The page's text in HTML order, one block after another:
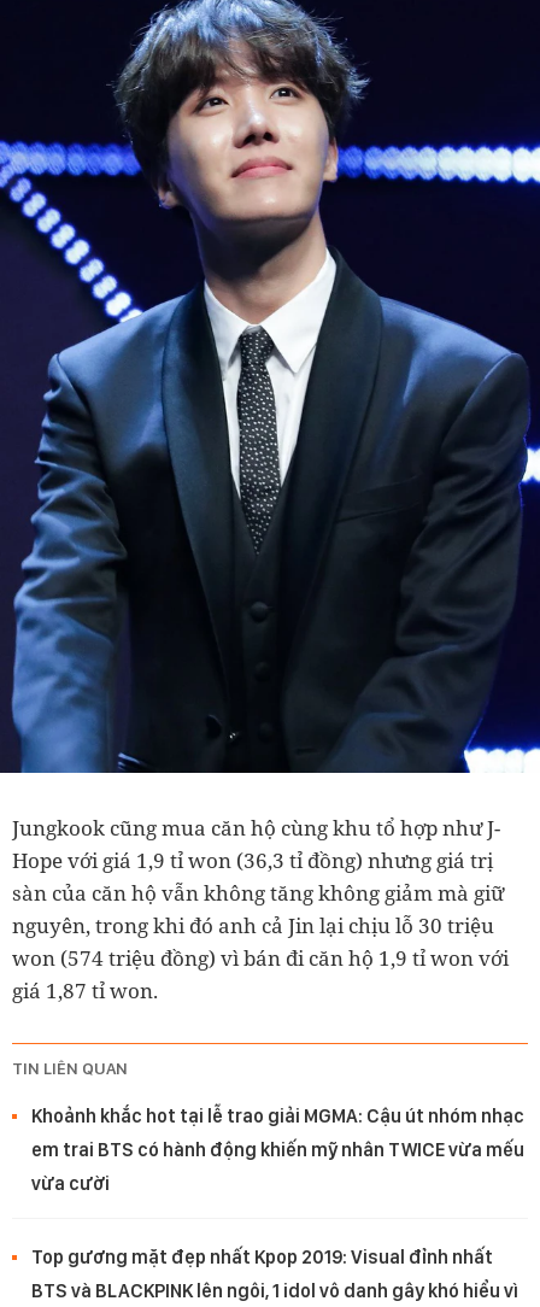
Jungkook cũng mua căn hộ cùng khu tổ hợp như J-
Hope với giá 1,9 tỉ won (36,3 tỉ đồng) nhưng giá trị
sàn của căn hộ vẫn không tăng không giảm mà giữ
nguyên, trong khi đó anh cả Jin lại chịu lỗ 30 triệu
won (574 triệu đồng) vì bán đi căn hộ 1,9 tỉ won với
giá 1,87 tỉ won.
TIN LIÊN QUAN
Khoảnh khắc hot tại lễ trao giải MGMA: Cậu út nhóm nhạc
em trai BTS có hành động khiến mỹ nhân TWICE vừa mếu
vừa cười
Top gương mặt đẹp nhất Kpop 2019: Visual đỉnh nhất
BTS và BLACKPINK lên ngôi, 1 idol vô danh gây khó hiểu vì